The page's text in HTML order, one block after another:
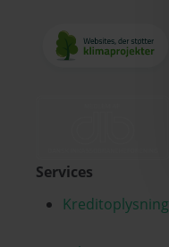
Services
Kreditoplysning